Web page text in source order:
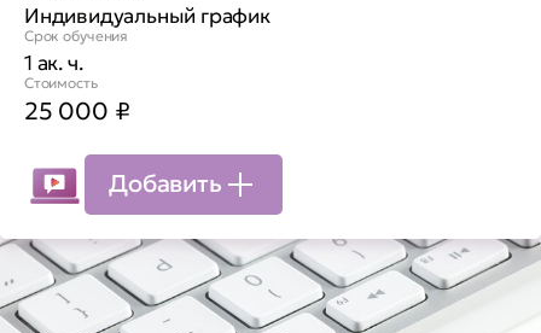
Индивидуальный график
Срок обучения
1 ак. ч.
Стоимость
25 000 ₽
Добавить